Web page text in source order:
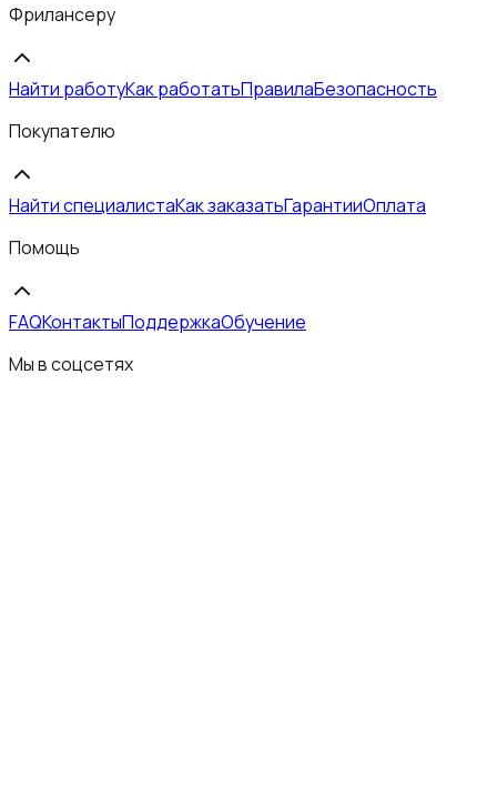
Фрилансеру
Найти работуКак работатьПравилаБезопасность
Покупателю
Найти специалистаКак заказатьГарантииОплата
Помощь
FAQКонтактыПоддержкаОбучение
Мы в соцсетях